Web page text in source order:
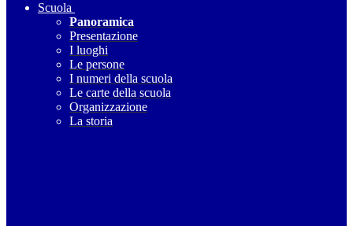
Scuola
Panoramica
Presentazione
I luoghi
Le persone
I numeri della scuola
Le carte della scuola
Organizzazione
La storia